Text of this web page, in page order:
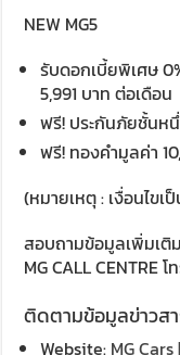
NEW MG5
รับดอกเบี้ยพิเศษ
5,991 บาท ต่อเดือน
ฟรี! ประกันภัยชั้นห
ฟรี! ทองคำมูลค่า
(หมายเหตุ : เงื่อนไข
สอบถามข้อมูลเพิ่มเ
MG CALL CENTRE โ
ติดตามข้อมูลข่าวส
Website: MG Cars